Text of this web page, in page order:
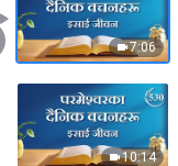
7:06
10:14